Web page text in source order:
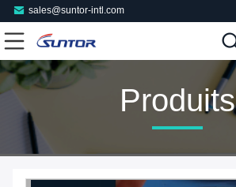
sales@suntor-intl.com
Produits